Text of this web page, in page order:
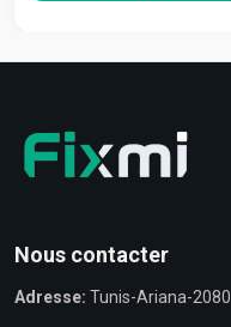
Nous contacter
Adresse: Tunis-Ariana-2080